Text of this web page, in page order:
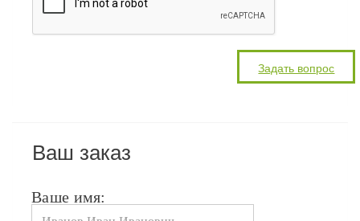
Ваш заказ
Ваше имя: